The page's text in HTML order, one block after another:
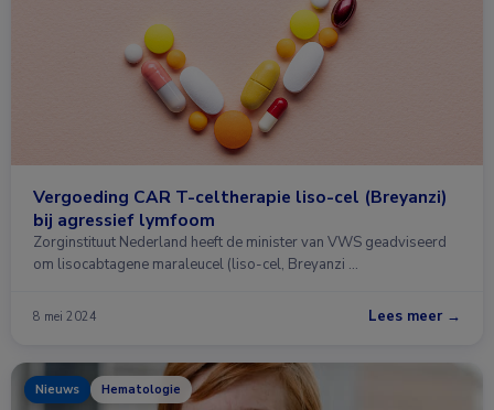
Vergoeding CAR T-celtherapie liso-cel (Breyanzi)
bij agressief lymfoom
Zorginstituut Nederland heeft de minister van VWS geadviseerd
om lisocabtagene maraleucel (liso-cel, Breyanzi …
8 mei 2024 Lees meer →
Nieuws Hematologie